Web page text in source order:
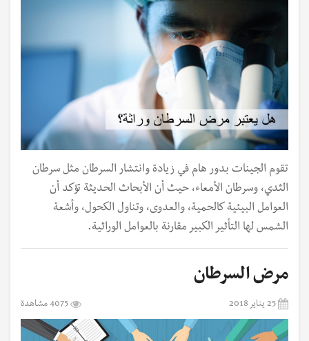
تقوم الجينات بدور هام في زيادة وانتشار السرطان مثل سرطان
الثدي، وسرطان الأمعاء، حيث أن الأبحاث الحديثة تؤكد أن
العوامل البيئية كالحمية، والعدوى، وتناول الكحول، وأشعة
الشمس لها التأثير الكبير مقارنة بالعوامل الوراثية.
مرض السرطان
25 يناير 2018 4075 مشاهدة